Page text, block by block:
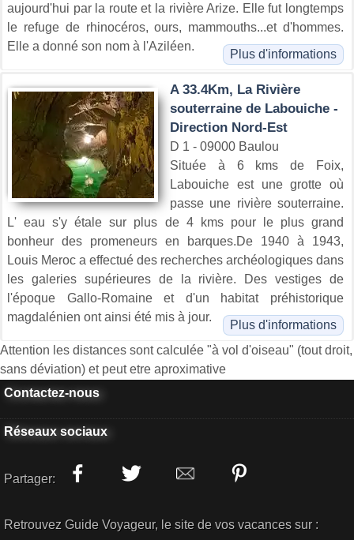
aujourd'hui par la route et la rivière Arize. Elle fut longtemps
le refuge de rhinocéros, ours, mammouths...et d'hommes.
Elle a donné son nom à l'Aziléen.
Plus d'informations
A 33.4Km, La Rivière
souterraine de Labouiche -
Direction Nord-Est
D 1 - 09000 Baulou
Située à 6 kms de Foix,
Labouiche est une grotte où
passe une rivière souterraine.
L' eau s'y étale sur plus de 4 kms pour le plus grand
bonheur des promeneurs en barques.De 1940 à 1943,
Louis Meroc a effectué des recherches archéologiques dans
les galeries supérieures de la rivière. Des vestiges de
l'époque Gallo-Romaine et d'un habitat préhistorique
magdalénien ont ainsi été mis à jour.
Plus d'informations
Attention les distances sont calculée "à vol d'oiseau" (tout droit,
sans déviation) et peut etre aproximative
Contactez-nous
Réseaux sociaux
Partager:
Retrouvez Guide Voyageur, le site de vos vacances sur :